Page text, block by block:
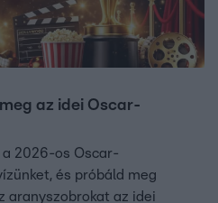
az idei Oscar-
2026-os Oscar-
és próbáld meg
aranyszobrokat az idei